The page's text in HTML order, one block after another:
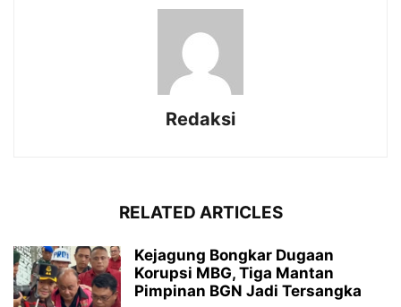
Redaksi
RELATED ARTICLES
Kejagung Bongkar Dugaan
Korupsi MBG, Tiga Mantan
Pimpinan BGN Jadi Tersangka